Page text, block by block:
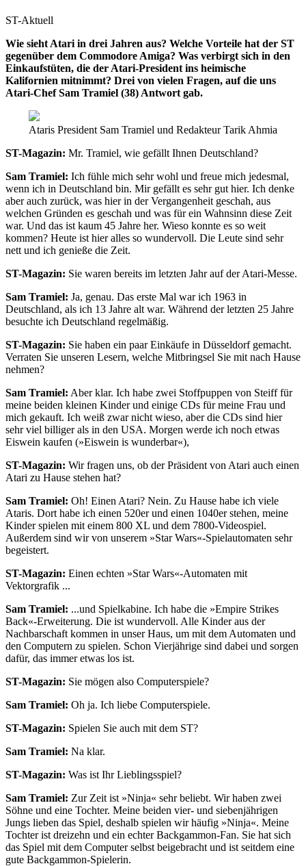
ST-Aktuell
Wie sieht Atari in drei Jahren aus? Welche Vorteile hat der ST
gegenüber dem Commodore Amiga? Was verbirgt sich in den
Einkaufstüten, die der Atari-President ins heimische
Kalifornien mitnimmt? Drei von vielen Fragen, auf die uns
Atari-Chef Sam Tramiel (38) Antwort gab.
Ataris President Sam Tramiel und Redakteur Tarik Ahmia
ST-Magazin: Mr. Tramiel, wie gefällt Ihnen Deutschland?
Sam Tramiel: Ich fühle mich sehr wohl und freue mich jedesmal,
wenn ich in Deutschland bin. Mir gefällt es sehr gut hier. Ich denke
aber auch zurück, was hier in der Vergangenheit geschah, aus
welchen Gründen es geschah und was für ein Wahnsinn diese Zeit
war. Und das ist kaum 45 Jahre her. Wieso konnte es so weit
kommen? Heute ist hier alles so wundervoll. Die Leute sind sehr
nett und ich genieße die Zeit.
ST-Magazin: Sie waren bereits im letzten Jahr auf der Atari-Messe.
Sam Tramiel: Ja, genau. Das erste Mal war ich 1963 in
Deutschland, als ich 13 Jahre alt war. Während der letzten 25 Jahre
besuchte ich Deutschland regelmäßig.
ST-Magazin: Sie haben ein paar Einkäufe in Düsseldorf gemacht.
Verraten Sie unseren Lesern, welche Mitbringsel Sie mit nach Hause
nehmen?
Sam Tramiel: Aber klar. Ich habe zwei Stoffpuppen von Steiff für
meine beiden kleinen Kinder und einige CDs für meine Frau und
mich gekauft. Ich weiß zwar nicht wieso, aber die CDs sind hier
sehr viel billiger als in den USA. Morgen werde ich noch etwas
Eiswein kaufen (»Eiswein is wunderbar«),
ST-Magazin: Wir fragen uns, ob der Präsident von Atari auch einen
Atari zu Hause stehen hat?
Sam Tramiel: Oh! Einen Atari? Nein. Zu Hause habe ich viele
Ataris. Dort habe ich einen 520er und einen 1040er stehen, meine
Kinder spielen mit einem 800 XL und dem 7800-Videospiel.
Außerdem sind wir von unserem »Star Wars«-Spielautomaten sehr
begeistert.
ST-Magazin: Einen echten »Star Wars«-Automaten mit
Vektorgrafik ...
Sam Tramiel: ...und Spielkabine. Ich habe die »Empire Strikes
Back«-Erweiterung. Die ist wundervoll. Alle Kinder aus der
Nachbarschaft kommen in unser Haus, um mit dem Automaten und
den Computern zu spielen. Schon Vierjährige sind dabei und sorgen
dafür, das immer etwas los ist.
ST-Magazin: Sie mögen also Computerspiele?
Sam Tramiel: Oh ja. Ich liebe Computerspiele.
ST-Magazin: Spielen Sie auch mit dem ST?
Sam Tramiel: Na klar.
ST-Magazin: Was ist Ihr Lieblingsspiel?
Sam Tramiel: Zur Zeit ist »Ninja« sehr beliebt. Wir haben zwei
Söhne und eine Tochter. Meine beiden vier- und siebenjährigen
Jungs lieben das Spiel, deshalb spielen wir häufig »Ninja«. Meine
Tochter ist dreizehn und ein echter Backgammon-Fan. Sie hat sich
das Spiel mit dem Computer selbst beigebracht und ist seitdem eine
gute Backgammon-Spielerin.